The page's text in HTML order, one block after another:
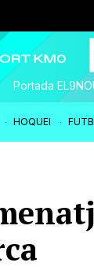
Portada
HOQUEI